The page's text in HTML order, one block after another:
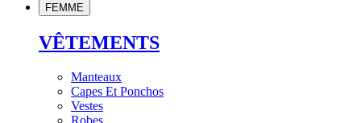
FEMME
VÊTEMENTS
Manteaux
Capes Et Ponchos
Vestes
Robes